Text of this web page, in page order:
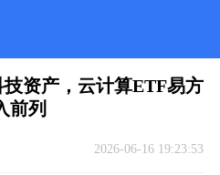
资产，云计算ETF易方
前列
2026-06-16 19:23:53